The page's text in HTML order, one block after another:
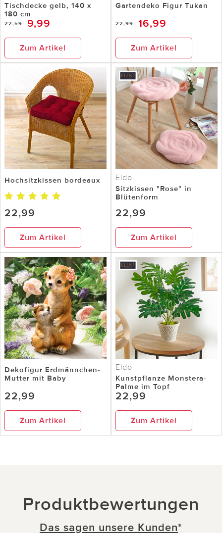
Tischdecke gelb, 140 x
180 cm
22,59 9,99
Zum Artikel
Gartendeko Figur Tukan
22,99 16,99
Zum Artikel
Hochsitzkissen bordeaux
22,99
Zum Artikel
Eldo
Sitzkissen "Rose" in
Blütenform
22,99
Zum Artikel
Dekofigur Erdmännchen-
Mutter mit Baby
22,99
Zum Artikel
Eldo
Kunstpflanze Monstera-
Palme im Topf
22,99
Zum Artikel
Produktbewertungen
Das sagen unsere Kunden*